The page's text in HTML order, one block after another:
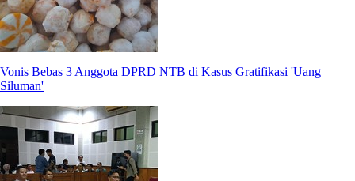
Vonis Bebas 3 Anggota DPRD NTB di Kasus Gratifikasi 'Uang
Siluman'